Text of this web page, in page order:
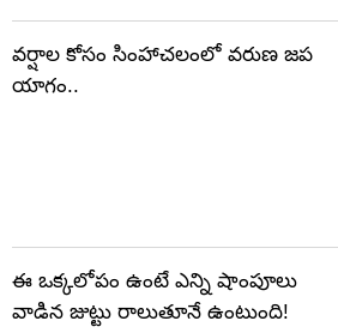
వర్షాల కోసం సింహాచలంలో వరుణ జప
యాగం..
ఈ ఒక్కలోపం ఉంటే ఎన్ని షాంపూలు
వాడిన జుట్టు రాలుతూనే ఉంటుంది!